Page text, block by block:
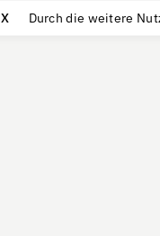
Durch die weitere
X